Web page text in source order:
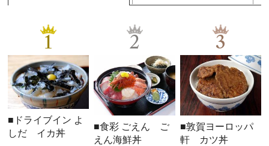
1
■ドライブイン よ
しだ イカ丼
2
■食彩 ごえん ご
えん海鮮丼
3
■敦賀ヨーロッパ
軒 カツ丼